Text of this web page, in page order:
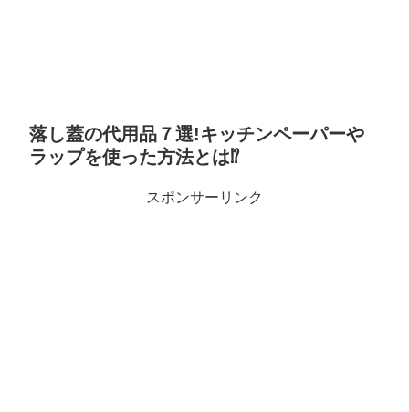
落し蓋の代用品７選!キッチンペーパーや
ラップを使った方法とは⁉
スポンサーリンク